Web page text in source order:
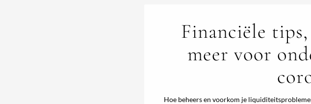
Financiële
meer voor
Hoe beheers en voorkom je